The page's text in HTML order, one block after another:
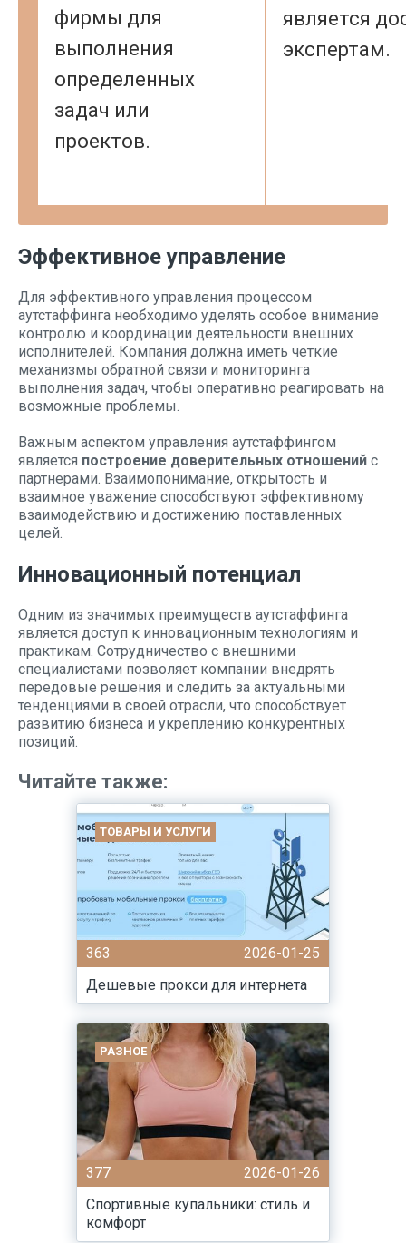
фирмы для
выполнения
определенных
задач или
проектов.
является
экспертам.
Эффективное управление
Для эффективного управления процессом
аутстаффинга необходимо уделять особое внимание
контролю и координации деятельности внешних
исполнителей. Компания должна иметь четкие
механизмы обратной связи и мониторинга
выполнения задач, чтобы оперативно реагировать на
возможные проблемы.
Важным аспектом управления аутстаффингом
является построение доверительных отношений с
партнерами. Взаимопонимание, открытость и
взаимное уважение способствуют эффективному
взаимодействию и достижению поставленных
целей.
Инновационный потенциал
Одним из значимых преимуществ аутстаффинга
является доступ к инновационным технологиям и
практикам. Сотрудничество с внешними
специалистами позволяет компании внедрять
передовые решения и следить за актуальными
тенденциями в своей отрасли, что способствует
развитию бизнеса и укреплению конкурентных
позиций.
Читайте также:
ТОВАРЫ И УСЛУГИ
363
2026-01-25
Дешевые прокси для интернета
РАЗНОЕ
377
2026-01-26
Спортивные купальники: стиль и
комфорт